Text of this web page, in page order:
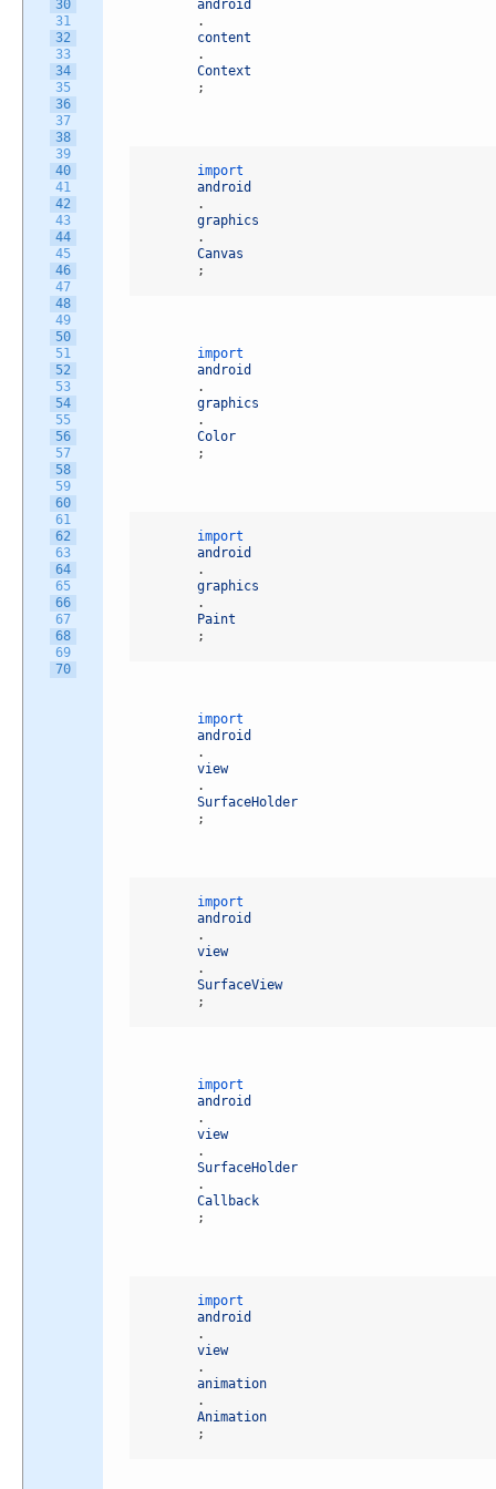
30
31
32
33
34
35
36
37
38
39
40
41
42
43
44
45
46
47
48
49
50
51
52
53
54
55
56
57
58
59
60
61
62
63
64
65
66
67
68
69
70
android
.
content
.
Context
;
import
android
.
graphics
.
Canvas
;
import
android
.
graphics
.
Color
;
import
android
.
graphics
.
Paint
;
import
android
.
view
.
SurfaceHolder
;
import
android
.
view
.
SurfaceView
;
import
android
.
view
.
SurfaceHolder
.
Callback
;
import
android
.
view
.
animation
.
Animation
;